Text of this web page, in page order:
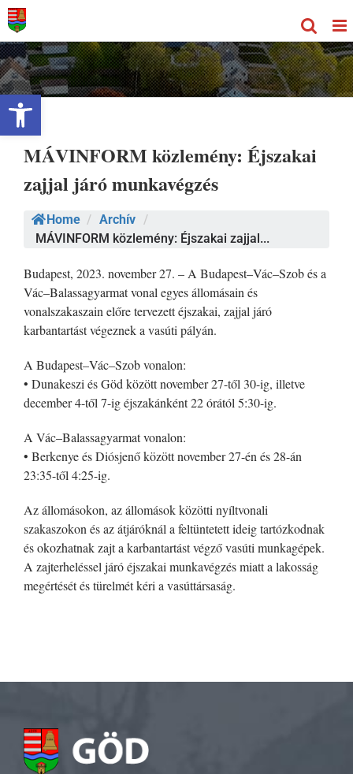
Eszköztár megnyitása
Kihagyás
MÁVINFORM közlemény: Éjszakai
zajjal járó munkavégzés
Home / Archív /
MÁVINFORM közlemény: Éjszakai zajjal...
Budapest, 2023. november 27. – A Budapest–Vác–Szob és a
Vác–Balassagyarmat vonal egyes állomásain és
vonalszakaszain előre tervezett éjszakai, zajjal járó
karbantartást végeznek a vasúti pályán.
A Budapest–Vác–Szob vonalon:
• Dunakeszi és Göd között november 27-től 30-ig, illetve
december 4-től 7-ig éjszakánként 22 órától 5:30-ig.
A Vác–Balassagyarmat vonalon:
• Berkenye és Diósjenő között november 27-én és 28-án
23:35-től 4:25-ig.
Az állomásokon, az állomások közötti nyíltvonali
szakaszokon és az átjáróknál a feltüntetett ideig tartózkodnak
és okozhatnak zajt a karbantartást végző vasúti munkagépek.
A zajterheléssel járó éjszakai munkavégzés miatt a lakosság
megértését és türelmét kéri a vasúttársaság.